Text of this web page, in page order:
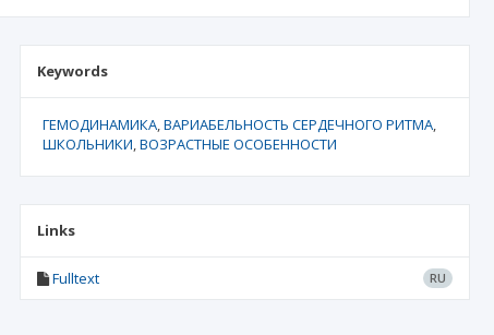
Keywords
ГЕМОДИНАМИКА ВАРИАБЕЛЬНОСТЬ СЕРДЕЧНОГО РИТМА
ШКОЛЬНИКИ ВОЗРАСТНЫЕ ОСОБЕННОСТИ
Links
Fulltext RU